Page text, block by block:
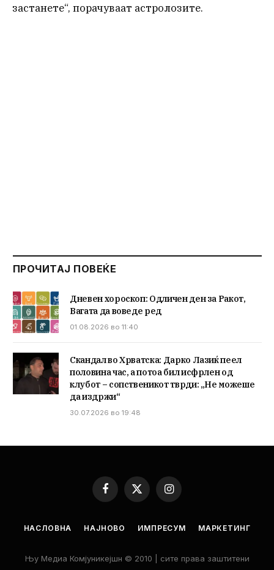
застанете“, порачуваат астролозите.
ПРОЧИТАЈ ПОВЕЌЕ
Дневен хороскоп: Одличен ден за Ракот,
Вагата да воведе ред
01.08.2026 во 11:40
Скандал во Хрватска: Дарко Лазиќ пеел
половина час, а потоа бил исфрлен од
клубот – сопственикот тврди: „Не можеше
да издржи“
30.07.2026 во 19:48
Facebook
X
(Twitter)
Instagram
НАСЛОВНА НАЈНОВО ИМПРЕСУМ МАРКЕТИНГ
Њу Медиа Комјуникејшн © 2010 | сите права заштитени